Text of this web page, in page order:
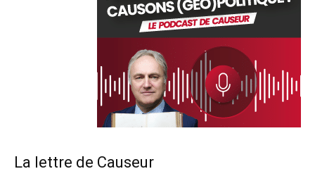
La lettre de Causeur